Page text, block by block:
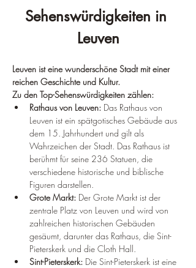
Sehenswürdigkeiten in
Leuven
Leuven ist eine wunderschöne Stadt mit einer
reichen Geschichte und Kultur.
Zu den Top-Sehenswürdigkeiten zählen:
Rathaus von Leuven: Das Rathaus von
Leuven ist ein spätgotisches Gebäude aus
dem 15. Jahrhundert und gilt als
Wahrzeichen der Stadt. Das Rathaus ist
berühmt für seine 236 Statuen, die
verschiedene historische und biblische
Figuren darstellen.
Grote Markt: Der Grote Markt ist der
zentrale Platz von Leuven und wird von
zahlreichen historischen Gebäuden
gesäumt, darunter das Rathaus, die Sint-
Pieterskerk und die Cloth Hall.
Sint-Pieterskerk: Die Sint-Pieterskerk ist eine